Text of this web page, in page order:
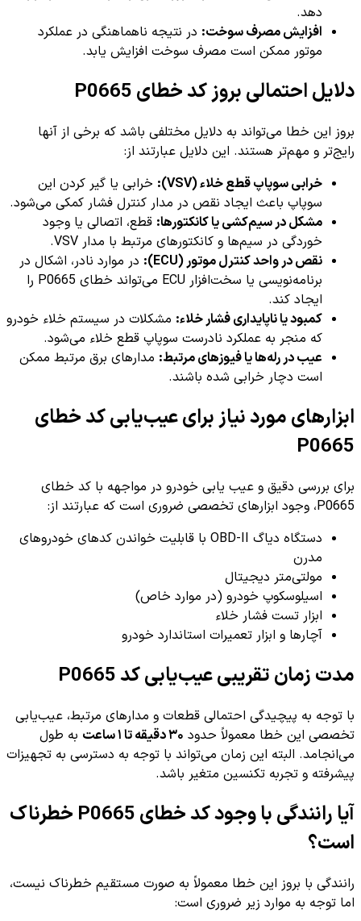
دهد.
افزایش مصرف سوخت: در نتیجه ناهماهنگی در عملکرد
موتور ممکن است مصرف سوخت افزایش یابد.
دلایل احتمالی بروز کد خطای P0665
بروز این خطا می‌تواند به دلایل مختلفی باشد که برخی از آنها
رایج‌تر و مهم‌تر هستند. این دلایل عبارتند از:
خرابی سوپاپ قطع خلاء (VSV):
خرابی یا گیر کردن این
سوپاپ باعث ایجاد نقص در مدار کنترل فشار کمکی می‌شود.
مشکل در سیم‌کشی یا کانکتورها: قطع، اتصالی یا وجود
خوردگی در سیم‌ها و کانکتورهای مرتبط با مدار VSV.
نقص در واحد کنترل موتور (ECU):
در موارد نادر، اشکال در
برنامه‌نویسی یا سخت‌افزار ECU می‌تواند خطای P0665 را
ایجاد کند.
کمبود یا ناپایداری فشار خلاء: مشکلات در سیستم خلاء خودرو
که منجر به عملکرد نادرست سوپاپ قطع خلاء می‌شود.
عیب در رله‌ها یا فیوزهای مرتبط: مدارهای برق مرتبط ممکن
است دچار خرابی شده باشند.
ابزارهای مورد نیاز برای عیب‌یابی کد خطای
P0665
برای بررسی دقیق و عیب یابی خودرو در مواجهه با کد خطای
P0665، وجود ابزارهای تخصصی ضروری است که عبارتند از:
دستگاه دیاگ OBD-II با قابلیت خواندن کدهای خودروهای
مدرن
مولتی‌متر دیجیتال
اسیلوسکوپ خودرو (در موارد خاص)
ابزار تست فشار خلاء
آچارها و ابزار تعمیرات استاندارد خودرو
مدت زمان تقریبی عیب‌یابی کد P0665
با توجه به پیچیدگی احتمالی قطعات و مدارهای مرتبط، عیب‌یابی
تخصصی این خطا معمولاً حدود ۳۰ دقیقه تا ۱ ساعت
به طول
می‌انجامد. البته این زمان می‌تواند با توجه به دسترسی به تجهیزات
پیشرفته و تجربه تکنسین متغیر باشد.
آیا رانندگی با وجود کد خطای P0665 خطرناک
است؟
رانندگی با بروز این خطا معمولاً به صورت مستقیم خطرناک نیست،
اما توجه به موارد زیر ضروری است: